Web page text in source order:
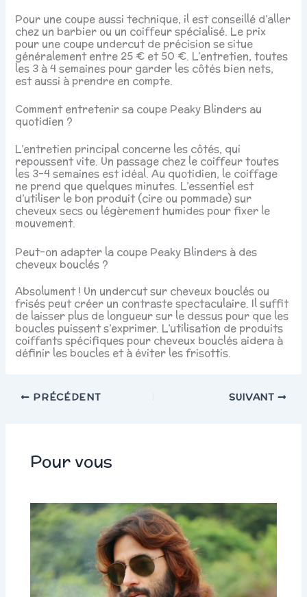
Pour une coupe aussi technique, il est conseillé d’aller
chez un barbier ou un coiffeur spécialisé. Le prix
pour une coupe undercut de précision se situe
généralement entre 25 € et 50 €. L’entretien, toutes
les 3 à 4 semaines pour garder les côtés bien nets,
est aussi à prendre en compte.
Comment entretenir sa coupe Peaky Blinders au
quotidien ?
L’entretien principal concerne les côtés, qui
repoussent vite. Un passage chez le coiffeur toutes
les 3-4 semaines est idéal. Au quotidien, le coiffage
ne prend que quelques minutes. L’essentiel est
d’utiliser le bon produit (cire ou pommade) sur
cheveux secs ou légèrement humides pour fixer le
mouvement.
Peut-on adapter la coupe Peaky Blinders à des
cheveux bouclés ?
Absolument ! Un undercut sur cheveux bouclés ou
frisés peut créer un contraste spectaculaire. Il suffit
de laisser plus de longueur sur le dessus pour que les
boucles puissent s’exprimer. L’utilisation de produits
coiffants spécifiques pour cheveux bouclés aidera à
définir les boucles et à éviter les frisottis.
PRÉCÉDENT SUIVANT
Pour vous